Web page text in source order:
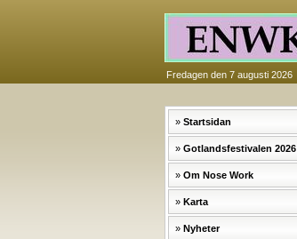
Fredagen den 7 augusti 2026
Startsidan
Gotlandsfestivalen 2026
Om Nose Work
Karta
Nyheter